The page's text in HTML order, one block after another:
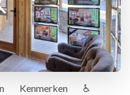
Kenmerken
♿